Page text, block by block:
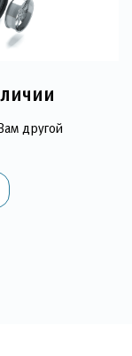
другой